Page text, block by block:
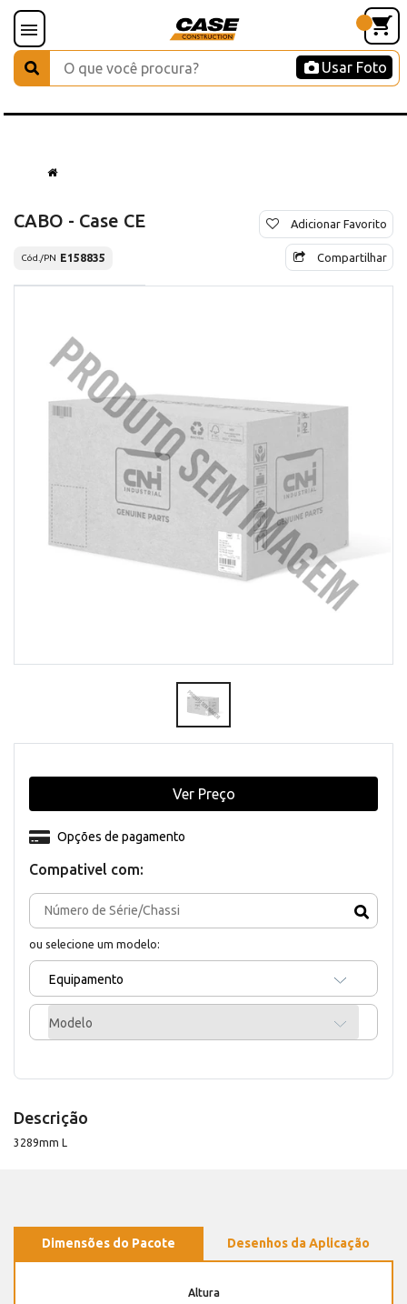
Usar Foto
CABO - Case CE
Cód./PN E158835
Adicionar Favorito
Compartilhar
Compativel com:
ou selecione um modelo:
Equipamento
Modelo
Opções de pagamento
Ver Preço
Descrição
3289mm L
Dimensões do Pacote Desenhos da Aplicação
Altura